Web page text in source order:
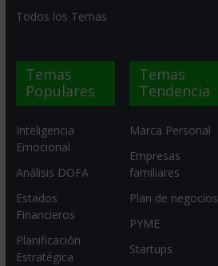
Todos los Temas
Temas
Populares
Inteligencia
Emocional
Análisis DOFA
Estados
Financieros
Planificación
Estratégica
Temas
Tendencia
Marca Personal
Empresas
familiares
Plan de negocios
PYME
Startups